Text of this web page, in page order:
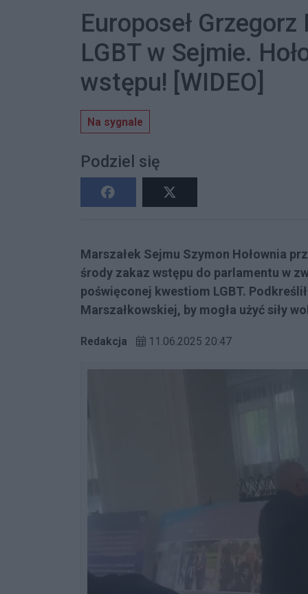
Europoseł
LGBT w Sejmie.
wstępu! [WIDEO]
Na sygnale
Podziel się
Marszałek Sejmu Szymon Hołownia
środy zakaz wstępu do parlamentu w
poświęconej kwestiom LGBT.
Marszałkowskiej, by mogła użyć siły
Redakcja 11.06.2025 20:47